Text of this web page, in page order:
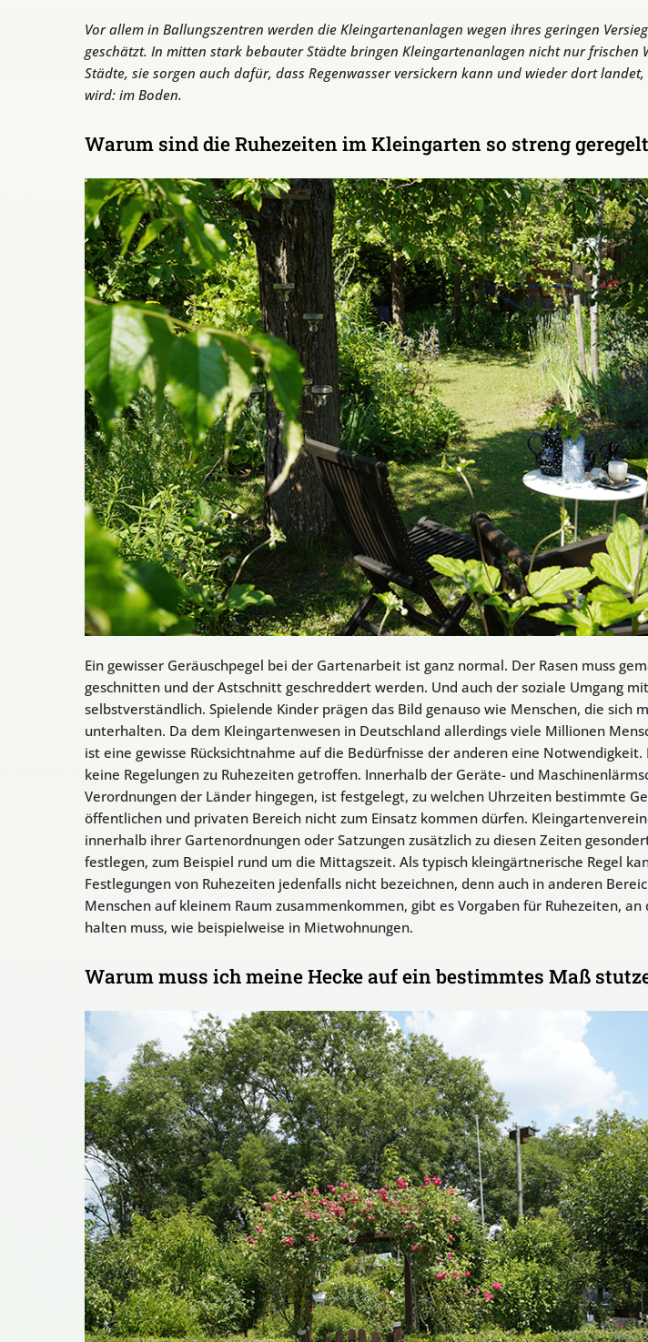
Vor allem in Ballungszentren werden die Kleingartenanlagen wegen ihres geringen
geschätzt. In mitten stark bebauter Städte bringen Kleingartenanlagen nicht nur frischen
Städte, sie sorgen auch dafür, dass Regenwasser versickern kann und wieder dort
wird: im Boden.
Warum sind die Ruhezeiten im Kleingarten so streng
Ein gewisser Geräuschpegel bei der Gartenarbeit ist ganz normal. Der Rasen muss
geschnitten und der Astschnitt geschreddert werden. Und auch der soziale Umgang
selbstverständlich. Spielende Kinder prägen das Bild genauso wie Menschen, die sich
unterhalten. Da dem Kleingartenwesen in Deutschland allerdings viele Millionen
ist eine gewisse Rücksichtnahme auf die Bedürfnisse der anderen eine Notwendigkeit.
keine Regelungen zu Ruhezeiten getroffen. Innerhalb der Geräte- und
Verordnungen der Länder hingegen, ist festgelegt, zu welchen Uhrzeiten bestimmte
öffentlichen und privaten Bereich nicht zum Einsatz kommen dürfen.
innerhalb ihrer Gartenordnungen oder Satzungen zusätzlich zu diesen Zeiten
festlegen, zum Beispiel rund um die Mittagszeit. Als typisch kleingärtnerische Regel
Festlegungen von Ruhezeiten jedenfalls nicht bezeichnen, denn auch in anderen
Menschen auf kleinem Raum zusammenkommen, gibt es Vorgaben für Ruhezeiten, an
halten muss, wie beispielweise in Mietwohnungen.
Warum muss ich meine Hecke auf ein bestimmtes Maß